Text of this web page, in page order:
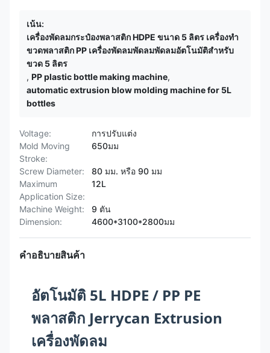
เน้น:
เครื่องพัดลมกระป๋องพลาสติก HDPE ขนาด 5 ลิตร เครื่องทํา
ขวดพลาสติก PP เครื่องพัดลมพัดลมพัดลมอัตโนมัติสําหรับ
ขวด 5 ลิตร
, PP plastic bottle making machine,
automatic extrusion blow molding machine for 5L
bottles
Voltage:
การปรับแต่ง
Mold Moving
Stroke:
650มม
Screw Diameter:
80 มม. หรือ 90 มม
Maximum
Application Size:
12L
Machine Weight:
9 ตัน
Dimension:
4600*3100*2800มม
คำอธิบายสินค้า
อัตโนมัติ 5L HDPE / PP PE
พลาสติก Jerrycan Extrusion
เครื่องพัดลม